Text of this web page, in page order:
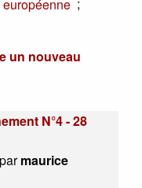
un nouveau
N°4 - 28
parmaurice